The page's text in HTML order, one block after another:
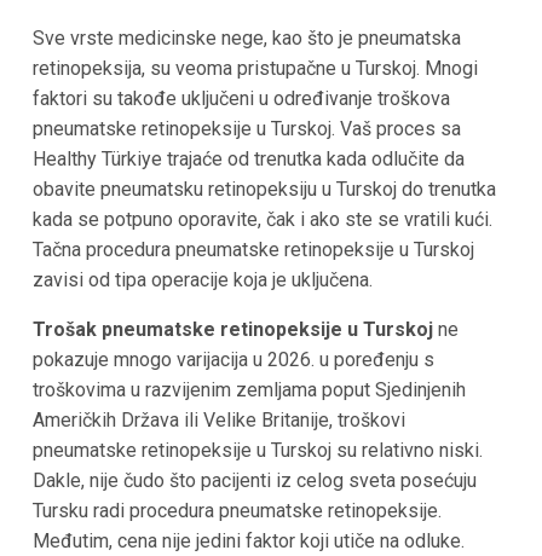
Sve vrste medicinske nege, kao što je pneumatska
retinopeksija, su veoma pristupačne u Turskoj. Mnogi
faktori su takođe uključeni u određivanje troškova
pneumatske retinopeksije u Turskoj. Vaš proces sa
Healthy Türkiye trajaće od trenutka kada odlučite da
obavite pneumatsku retinopeksiju u Turskoj do trenutka
kada se potpuno oporavite, čak i ako ste se vratili kući.
Tačna procedura pneumatske retinopeksije u Turskoj
zavisi od tipa operacije koja je uključena.
Trošak pneumatske retinopeksije u Turskojne
pokazuje mnogo varijacija u 2026. u poređenju s
troškovima u razvijenim zemljama poput Sjedinjenih
Američkih Država ili Velike Britanije, troškovi
pneumatske retinopeksije u Turskoj su relativno niski.
Dakle, nije čudo što pacijenti iz celog sveta posećuju
Tursku radi procedura pneumatske retinopeksije.
Međutim, cena nije jedini faktor koji utiče na odluke.